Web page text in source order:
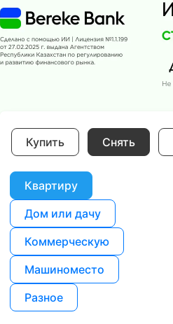
Купить Снять
Квартиру
Дом или дачу
Коммерческую
Машиноместо
Разное